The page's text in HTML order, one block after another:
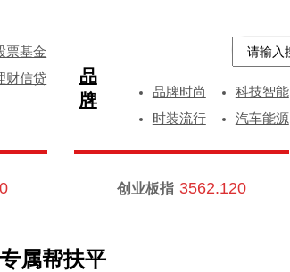
票基金
财信贷
品
牌
品牌时尚
科技智能
时装流行
汽车能源
创业板指 3562.120
属帮扶平